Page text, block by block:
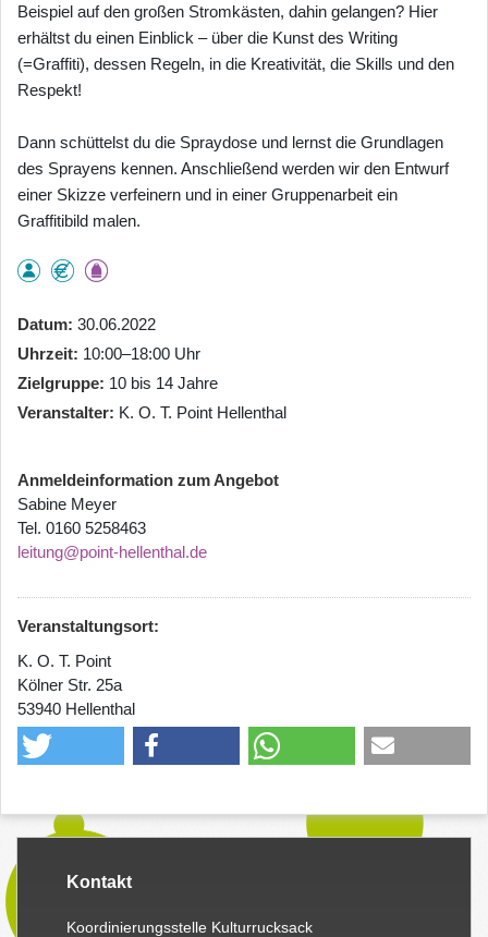
Beispiel auf den großen Stromkästen, dahin gelangen? Hier
erhältst du einen Einblick – über die Kunst des Writing
(=Graffiti), dessen Regeln, in die Kreativität, die Skills und den
Respekt!
Dann schüttelst du die Spraydose und lernst die Grundlagen
des Sprayens kennen. Anschließend werden wir den Entwurf
einer Skizze verfeinern und in einer Gruppenarbeit ein
Graffitibild malen.
Datum 30.06.2022
Uhrzeit 10:00–18:00 Uhr
Zielgruppe 10 bis 14 Jahre
Veranstalter K. O. T. Point Hellenthal
Anmeldeinformation zum Angebot
Sabine Meyer
Tel. 0160 5258463
leitung@point-hellenthal.de
Veranstaltungsort:
K. O. T. Point
Kölner Str. 25a
53940 Hellenthal
Kontakt
Koordinierungsstelle Kulturrucksack